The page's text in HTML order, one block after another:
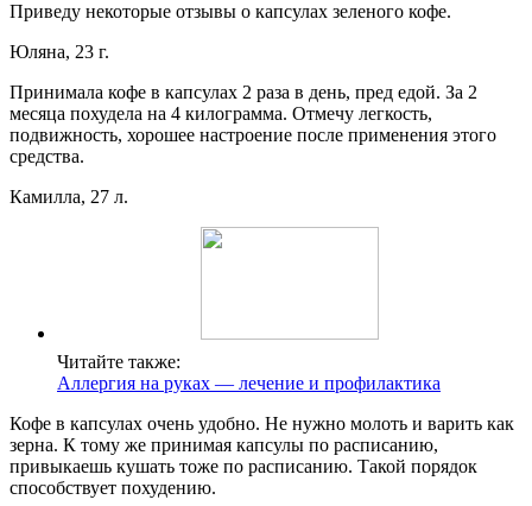
Приведу некоторые отзывы о капсулах зеленого кофе.
Юляна, 23 г.
Принимала кофе в капсулах 2 раза в день, пред едой. За 2
месяца похудела на 4 килограмма. Отмечу легкость,
подвижность, хорошее настроение после применения этого
средства.
Камилла, 27 л.
Читайте также:
Аллергия на руках — лечение и профилактика
Кофе в капсулах очень удобно. Не нужно молоть и варить как
зерна. К тому же принимая капсулы по расписанию,
привыкаешь кушать тоже по расписанию. Такой порядок
способствует похудению.